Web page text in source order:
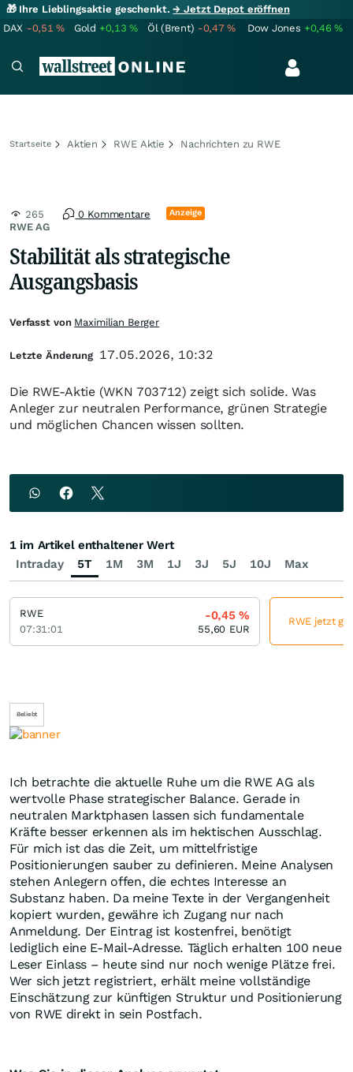
🎁 Ihre Lieblingsaktie geschenkt.→ Jetzt Depot eröffnen
DAX -0,51% Gold +0,13% Öl (Brent) -0,47% Dow Jones +0,46%
Startseite Aktien RWE Aktie Nachrichten zu RWE
RWE AG
265 0 Kommentare Anzeige
Stabilität als strategische
Ausgangsbasis
Die RWE-Aktie (WKN 703712) zeigt sich solide. Was
Anleger zur neutralen Performance, grünen Strategie
und möglichen Chancen wissen sollten.
Beliebt
Ich betrachte die aktuelle Ruhe um die RWE AG als
wertvolle Phase strategischer Balance. Gerade in
neutralen Marktphasen lassen sich fundamentale
Kräfte besser erkennen als im hektischen Ausschlag.
Für mich ist das die Zeit, um mittelfristige
Positionierungen sauber zu definieren. Meine Analysen
stehen Anlegern offen, die echtes Interesse an
Substanz haben. Da meine Texte in der Vergangenheit
kopiert wurden, gewähre ich Zugang nur nach
Anmeldung. Der Eintrag ist kostenfrei, benötigt
lediglich eine E-Mail-Adresse. Täglich erhalten 100 neue
Leser Einlass – heute sind nur noch wenige Plätze frei.
Wer sich jetzt registriert, erhält meine vollständige
Einschätzung zur künftigen Struktur und Positionierung
von RWE direkt in sein Postfach.
Verfasst von Maximilian Berger
Letzte Änderung 17.05.2026, 10:32
Intraday 5T 1M 3M 1J 3J 5J 10J Max
1 im Artikel enthaltener Wert
RWE
07:31:01
-0,45%
55,60 EUR
RWE jetzt